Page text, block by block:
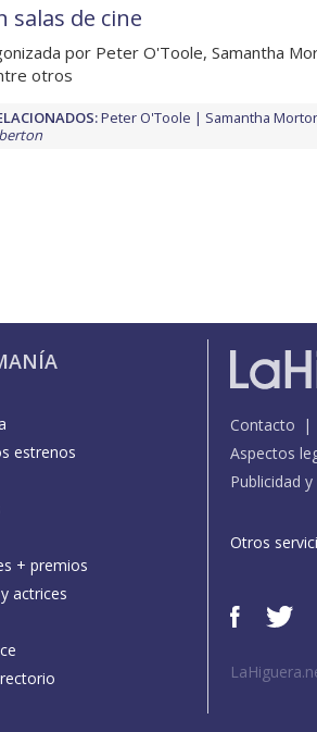
salas de cine
por Peter O'Toole, Samantha
otros
Peter O'Toole Samantha
estrenos
+ premios
actrices
Contacto
Aspectos
Publicidad
Otros